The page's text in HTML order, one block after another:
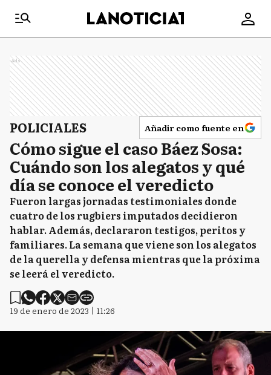
Ads
POLICIALES Añadir como fuente en
Cómo sigue el caso Báez Sosa:
Cuándo son los alegatos y qué
día se conoce el veredicto
Fueron largas jornadas testimoniales donde
cuatro de los rugbiers imputados decidieron
hablar. Además, declararon testigos, peritos y
familiares. La semana que viene son los alegatos
de la querella y defensa mientras que la próxima
se leerá el veredicto.
19 de enero de 2023 | 11:26